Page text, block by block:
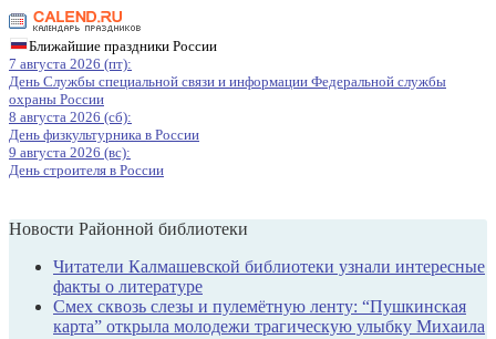
Ближайшие праздники России
7 августа 2026 (пт):
День Службы специальной связи и информации Федеральной службы
охраны России
8 августа 2026 (сб):
День физкультурника в России
9 августа 2026 (вс):
День строителя в России
Новости Районной библиотеки
Читатели Калмашевской библиотеки узнали интересные
факты о литературе
Смех сквозь слезы и пулемётную ленту: “Пушкинская
карта” открыла молодежи трагическую улыбку Михаила